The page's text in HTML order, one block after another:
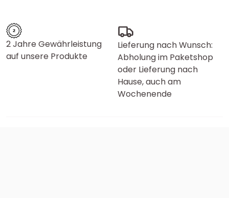
2 Jahre Gewährleistung
auf unsere Produkte
Lieferung nach Wunsch:
Abholung im Paketshop
oder Lieferung nach
Hause, auch am
Wochenende